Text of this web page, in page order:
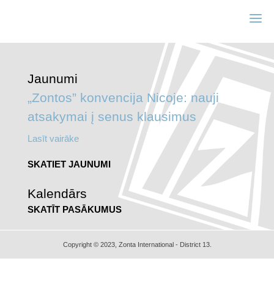
Jaunumi
„Zontos” konvencija Nicoje: nauji
atsakymai į senus klausimus
Lasīt vairāke
SKATIET JAUNUMI
Kalendārs
SKATĪT PASĀKUMUS
Copyright © 2023, Zonta International - District 13.